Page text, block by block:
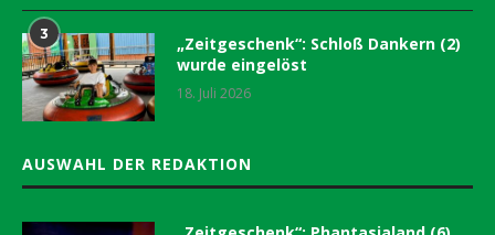
3
„Zeitgeschenk“: Schloß Dankern (2)
wurde eingelöst
18. Juli 2026
AUSWAHL DER REDAKTION